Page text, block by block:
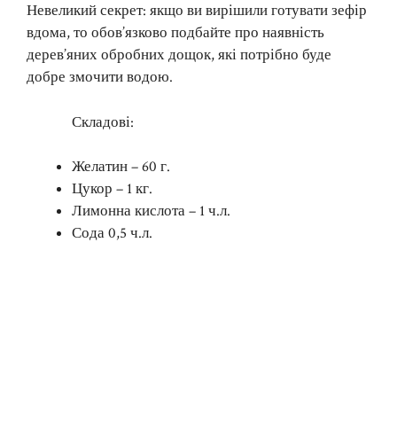
Невеликий секрет: якщо ви вирішили готувати зефір
вдома, то обов’язково подбайте про наявність
дерев’яних обробних дощок, які потрібно буде
добре змочити водою.
Складові:
Желатин – 60 г.
Цукор – 1 кг.
Лимонна кислота – 1 ч.л.
Сода 0,5 ч.л.